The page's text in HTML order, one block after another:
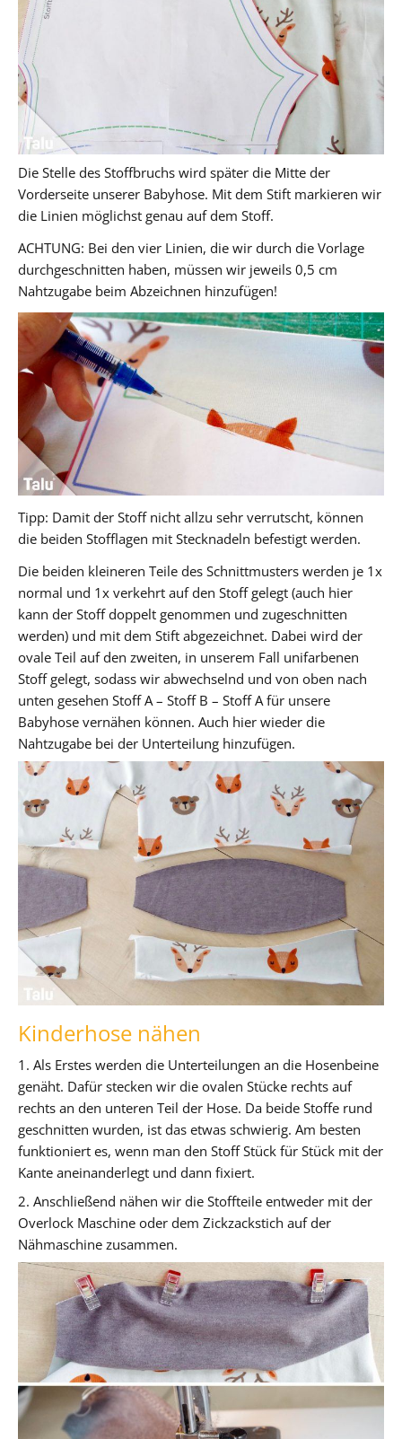
Die Stelle des Stoffbruchs wird später die Mitte der
Vorderseite unserer Babyhose. Mit dem Stift markieren wir
die Linien möglichst genau auf dem Stoff.
ACHTUNG: Bei den vier Linien, die wir durch die Vorlage
durchgeschnitten haben, müssen wir jeweils 0,5 cm
Nahtzugabe beim Abzeichnen hinzufügen!
Tipp: Damit der Stoff nicht allzu sehr verrutscht, können
die beiden Stofflagen mit Stecknadeln befestigt werden.
Die beiden kleineren Teile des Schnittmusters werden je 1x
normal und 1x verkehrt auf den Stoff gelegt (auch hier
kann der Stoff doppelt genommen und zugeschnitten
werden) und mit dem Stift abgezeichnet. Dabei wird der
ovale Teil auf den zweiten, in unserem Fall unifarbenen
Stoff gelegt, sodass wir abwechselnd und von oben nach
unten gesehen Stoff A – Stoff B – Stoff A für unsere
Babyhose vernähen können. Auch hier wieder die
Nahtzugabe bei der Unterteilung hinzufügen.
Kinderhose nähen
1. Als Erstes werden die Unterteilungen an die Hosenbeine
genäht. Dafür stecken wir die ovalen Stücke rechts auf
rechts an den unteren Teil der Hose. Da beide Stoffe rund
geschnitten wurden, ist das etwas schwierig. Am besten
funktioniert es, wenn man den Stoff Stück für Stück mit der
Kante aneinanderlegt und dann fixiert.
2. Anschließend nähen wir die Stoffteile entweder mit der
Overlock Maschine oder dem Zickzackstich auf der
Nähmaschine zusammen.